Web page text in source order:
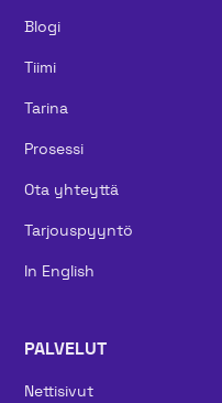
Blogi
Tiimi
Tarina
Prosessi
Ota yhteyttä
Tarjouspyyntö
In English
PALVELUT
Nettisivut